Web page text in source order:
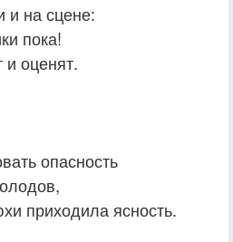
на сцене:
пока!
и оценят.
опасность
приходила ясность.